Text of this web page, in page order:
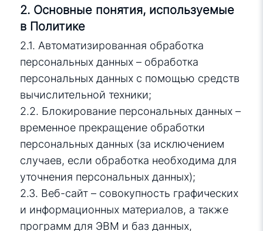
2. Основные понятия, используемые
в Политике
2.1. Автоматизированная обработка
персональных данных – обработка
персональных данных с помощью средств
вычислительной техники;
2.2. Блокирование персональных данных –
временное прекращение обработки
персональных данных (за исключением
случаев, если обработка необходима для
уточнения персональных данных);
2.3. Веб-сайт – совокупность графических
и информационных материалов, а также
программ для ЭВМ и баз данных,